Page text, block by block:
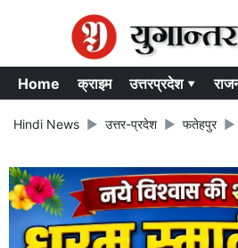
Home क्राइम उत्तरप्रदेश ▾
Hindi News उत्तर-प्रदेश फतेहपुर